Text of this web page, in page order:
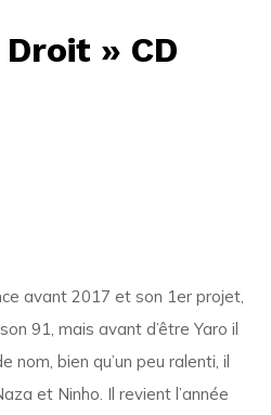
» CD
avant 2017 et son 1er projet,
91, mais avant d’être Yaro il
nom, bien qu’un peu ralenti, il
et Ninho. Il revient l’année